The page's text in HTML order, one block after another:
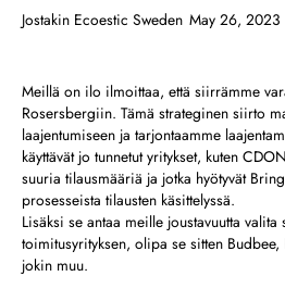
Jostakin Ecoestic Sweden May 26, 2023
Meillä on ilo ilmoittaa, että siirrämme
Rosersbergiin. Tämä strateginen siirto
laajentumiseen ja tarjontaamme
käyttävät jo tunnetut yritykset, kuten
suuria tilausmääriä ja jotka hyötyvät
prosesseista tilausten käsittelyssä.
Lisäksi se antaa meille joustavuutta
toimitusyrityksen, olipa se sitten
jokin muu.